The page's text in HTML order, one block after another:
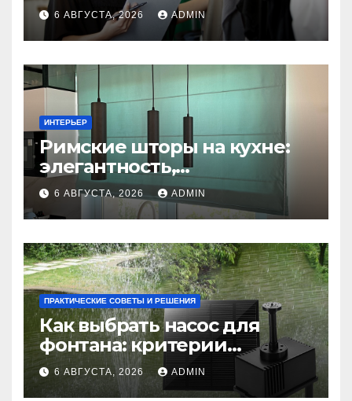
6 АВГУСТА, 2026 ADMIN
ИНТЕРЬЕР
Римские шторы на кухне:
элегантность,
практичность и стиль
6 АВГУСТА, 2026 ADMIN
ПРАКТИЧЕСКИЕ СОВЕТЫ И РЕШЕНИЯ
Как выбрать насос для
фонтана: критерии
мощности и правильный
расчет
6 АВГУСТА, 2026 ADMIN